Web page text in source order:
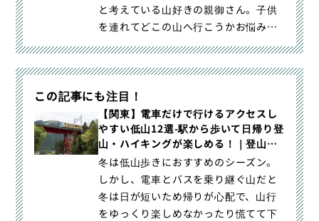
と考えている山好きの親御さん。子供
を連れてどこの山へ行こうかお悩みで
はありませんか。この記事では関｜
［埼玉・栃木・群馬・茨城］編｜登
山・トレラン・山スキーマガジン「山
旅旅」の「登山レポート」（山のコト
｜レポート）カテゴリの記事ページで
す。
この記事にも注目！
【関東】電車だけで行けるアクセスし
やすい低山12選-駅から歩いて日帰り登
山・ハイキングが楽しめる！｜登山レ
ポート｜レポート｜山のコト｜登山・
トレラン・山スキーマガジン「山旅
旅」
冬は低山歩きにおすすめのシーズン。
しかし、電車とバスを乗り継ぐ山だと
冬は日が短いため帰りが心配で、山行
をゆっくり楽しめなかったり慌てて下